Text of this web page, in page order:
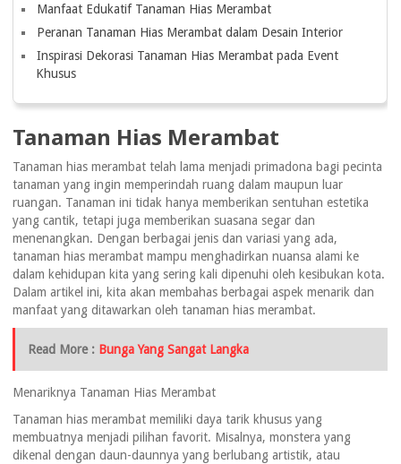
Manfaat Edukatif Tanaman Hias Merambat
Peranan Tanaman Hias Merambat dalam Desain Interior
Inspirasi Dekorasi Tanaman Hias Merambat pada Event
Khusus
Tanaman Hias Merambat
Tanaman hias merambat telah lama menjadi primadona bagi pecinta
tanaman yang ingin memperindah ruang dalam maupun luar
ruangan. Tanaman ini tidak hanya memberikan sentuhan estetika
yang cantik, tetapi juga memberikan suasana segar dan
menenangkan. Dengan berbagai jenis dan variasi yang ada,
tanaman hias merambat mampu menghadirkan nuansa alami ke
dalam kehidupan kita yang sering kali dipenuhi oleh kesibukan kota.
Dalam artikel ini, kita akan membahas berbagai aspek menarik dan
manfaat yang ditawarkan oleh tanaman hias merambat.
Read More : Bunga Yang Sangat Langka
Menariknya Tanaman Hias Merambat
Tanaman hias merambat memiliki daya tarik khusus yang
membuatnya menjadi pilihan favorit. Misalnya, monstera yang
dikenal dengan daun-daunnya yang berlubang artistik, atau